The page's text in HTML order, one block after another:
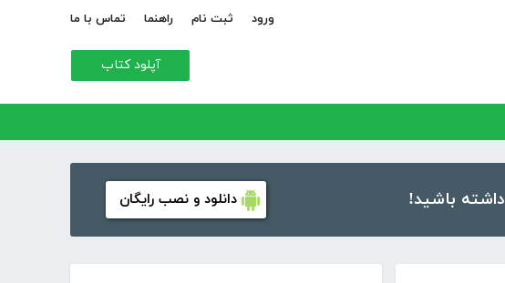
ورود ثبت نام راهنما تماس با ما
آپلود کتاب
دانلود و نصب رایگان